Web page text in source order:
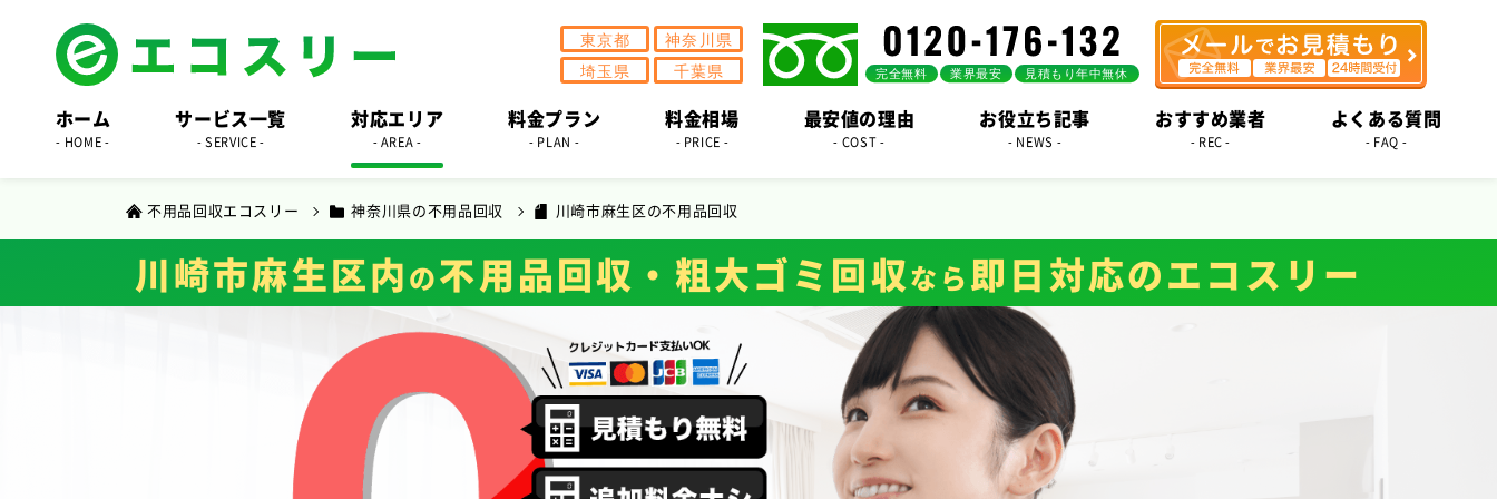
ホーム
- HOME -
サービス一覧
- SERVICE -
対応エリア
- AREA -
料金プラン
- PLAN -
料金相場
- PRICE -
最安値の理由
- COST -
お役立ち記事
- NEWS -
おすすめ業者
- REC -
よくある質問
- FAQ -
不用品回収エコスリー 神奈川県の不用品回収 川崎市麻生区の不用品回収
川崎市麻生区内の不用品回収・粗大ゴミ回収なら即日対応のエコスリー